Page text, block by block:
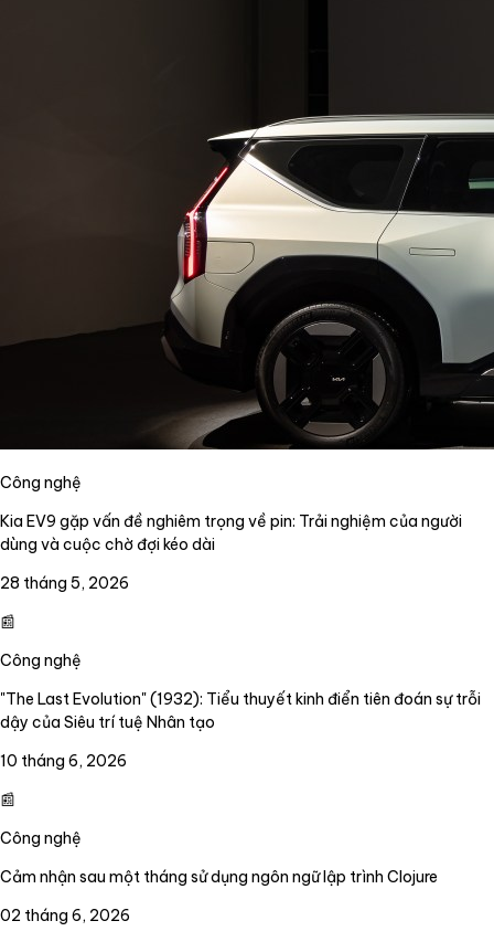
Công nghệ
Kia EV9 gặp vấn đề nghiêm trọng về pin: Trải nghiệm của người
dùng và cuộc chờ đợi kéo dài
28 tháng 5, 2026
📰
Công nghệ
"The Last Evolution" (1932): Tiểu thuyết kinh điển tiên đoán sự trỗi
dậy của Siêu trí tuệ Nhân tạo
10 tháng 6, 2026
📰
Công nghệ
Cảm nhận sau một tháng sử dụng ngôn ngữ lập trình Clojure
02 tháng 6, 2026